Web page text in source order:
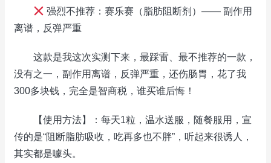
强烈不推荐：赛乐赛（脂肪阻断剂）—— 副作用
离谱，反弹严重
这款是我这次实测下来，最踩雷、最不推荐的一款，
没有之一，副作用离谱，反弹严重，还伤肠胃，花了我
300多块钱，完全是智商税，谁买谁后悔！
【使用方法】：每天1粒，温水送服，随餐服用，宣
传的是“阻断脂肪吸收，吃再多也不胖”，听起来很诱人，
其实都是噱头。